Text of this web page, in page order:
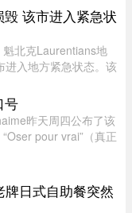
该市进入紧急状
北克Laurentians地
进入地方紧急状态。该
到破坏，其中一些路
...
号
昨天周四公布了该
pour vrai”（真正
日式自助餐突然